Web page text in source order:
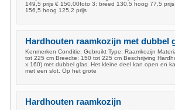
149,5 prijs € 150,00foto 3: breed 130,5 hoog 77,5
156,5 hoog 125,2 prijs
Hardhouten raamkozijn met dubbel
Kenmerken Conditie: Gebruikt Type: Raamkozijn
tot 225 cm Breedte: 150 tot 225 cm Beschrijving
x 160) met dubbel glas. Het kleine deel kan open en
met een slot. Op het grote
Hardhouten raamkozijn